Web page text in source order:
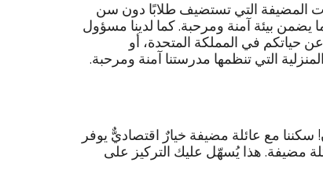
لمن هم دون سن 18 عامًا. جميع العائلات المضيفة التي تستضيف طلابًا دون سن
بيئة آمنة ومرحبة. كما لدينا مسؤول
حياتكم في المملكة المتحدة، أو
التي تنظمها مدرستنا آمنة ومرحبة.
مع عائلة مضيفة خيارٌ اقتصاديٌّ يوفر
مضيفة. هذا يُسهّل عليك التركيز على